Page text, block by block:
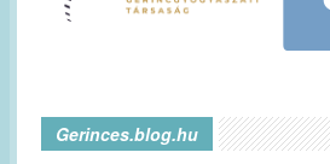
Gerinces.blog.hu